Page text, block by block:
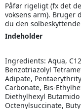
Påfør rigeligt (fx det
voksens arm). Bruger
du den
Indeholder
Ingredients: Aqua,
Benzotriazolyl
Adipate,
Carbonate, Bis-
Diethylhexyl
Octenylsuccinate,